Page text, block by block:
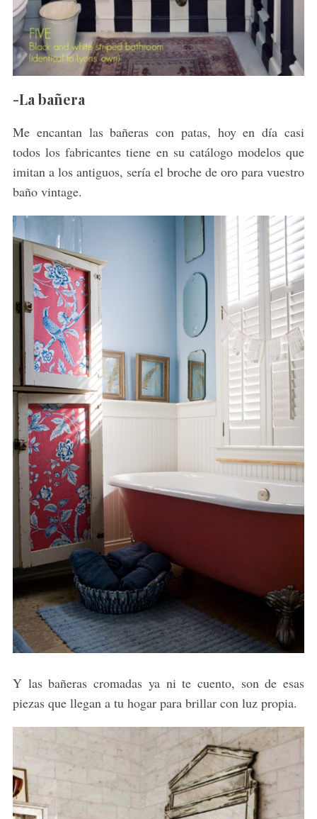
-La bañera
Me encantan las bañeras con patas, hoy en día casi
todos los fabricantes tiene en su catálogo modelos que
imitan a los antiguos, sería el broche de oro para vuestro
baño vintage.
Y las bañeras cromadas ya ni te cuento, son de esas
piezas que llegan a tu hogar para brillar con luz propia.